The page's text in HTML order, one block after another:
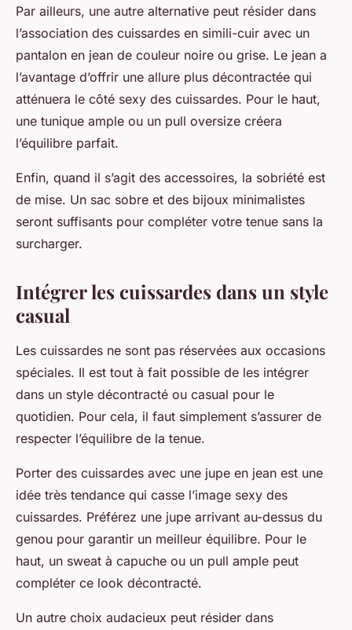
Par ailleurs, une autre alternative peut résider dans
l’association des cuissardes en simili-cuir avec un
pantalon en jean de couleur noire ou grise. Le jean a
l’avantage d’offrir une allure plus décontractée qui
atténuera le côté sexy des cuissardes. Pour le haut,
une tunique ample ou un pull oversize créera
l’équilibre parfait.
Enfin, quand il s’agit des accessoires, la sobriété est
de mise. Un sac sobre et des bijoux minimalistes
seront suffisants pour compléter votre tenue sans la
surcharger.
Intégrer les cuissardes dans un style
casual
Les cuissardes ne sont pas réservées aux occasions
spéciales. Il est tout à fait possible de les intégrer
dans un style décontracté ou casual pour le
quotidien. Pour cela, il faut simplement s’assurer de
respecter l’équilibre de la tenue.
Porter des cuissardes avec une jupe en jean est une
idée très tendance qui casse l’image sexy des
cuissardes. Préférez une jupe arrivant au-dessus du
genou pour garantir un meilleur équilibre. Pour le
haut, un sweat à capuche ou un pull ample peut
compléter ce look décontracté.
Un autre choix audacieux peut résider dans